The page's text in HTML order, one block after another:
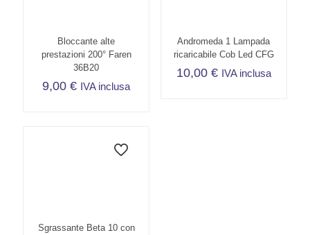
Bloccante alte
prestazioni 200° Faren
36B20
9,00€ IVA inclusa
Andromeda 1 Lampada
ricaricabile Cob Led CFG
10,00 € IVA inclusa
Sgrassante Beta 10 con